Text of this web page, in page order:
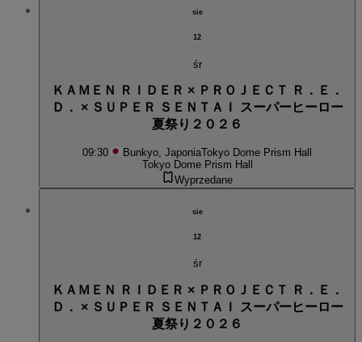
sie
12
śr
ＫＡＭＥＮ ＲＩＤＥＲ × ＰＲＯＪＥＣＴ Ｒ．Ｅ．
Ｄ． × ＳＵＰＥＲ ＳＥＮＴＡＩ スーパーヒーロー
夏祭り２０２６
09:30 Bunkyo, JaponiaTokyo Dome Prism Hall
Tokyo Dome Prism Hall
Wyprzedane
sie
12
śr
ＫＡＭＥＮ ＲＩＤＥＲ × ＰＲＯＪＥＣＴ Ｒ．Ｅ．
Ｄ． × ＳＵＰＥＲ ＳＥＮＴＡＩ スーパーヒーロー
夏祭り２０２６